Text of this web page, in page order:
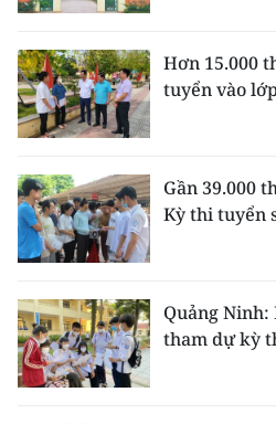
Media Giáo dục
Media Y tế
Media Khoa học - Công nghệ
Media Môi trường
Infographic
Hơn 15.000
tuyển vào
Gần 39.000
Kỳ thi tuyển
Quảng
tham dự kỳ